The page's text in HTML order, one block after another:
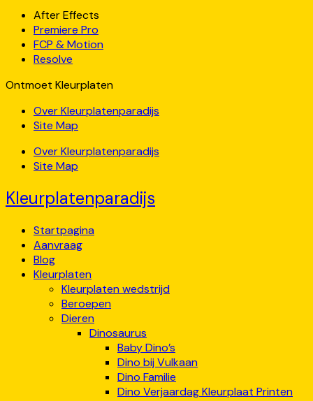
After Effects
Premiere Pro
FCP & Motion
Resolve
Ontmoet Kleurplaten
Over Kleurplatenparadijs
Site Map
Over Kleurplatenparadijs
Site Map
Kleurplatenparadijs
Startpagina
Aanvraag
Blog
Kleurplaten
Kleurplaten wedstrijd
Beroepen
Dieren
Dinosaurus
Baby Dino’s
Dino bij Vulkaan
Dino Familie
Dino Verjaardag Kleurplaat Printen